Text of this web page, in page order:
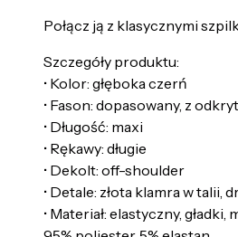
Połącz ją z klasycznymi
Szczegóły produktu:
• Kolor: głęboka czerń
• Fason: dopasowany, z
• Długość: maxi
• Rękawy: długie
• Dekolt: off-shoulder
• Detale: złota klamra w talii,
• Materiał: elastyczny,